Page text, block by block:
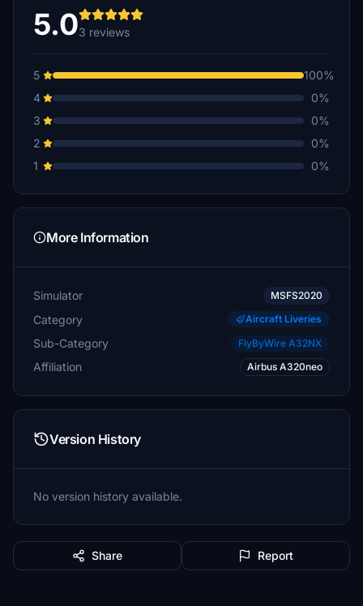
5.03 reviews
5
100%
4
0%
3
0%
2
0%
1
0%
More Information
Simulator MSFS2020
Category Aircraft Liveries
Sub-Category FlyByWire A32NX
Affiliation Airbus A320neo
Version History
No version history available.
Share Report